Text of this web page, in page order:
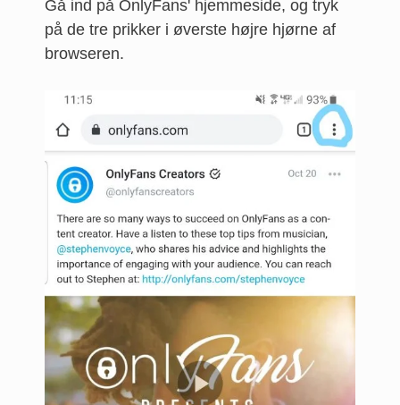
Gå ind på OnlyFans' hjemmeside, og tryk
på de tre prikker i øverste højre hjørne af
browseren.